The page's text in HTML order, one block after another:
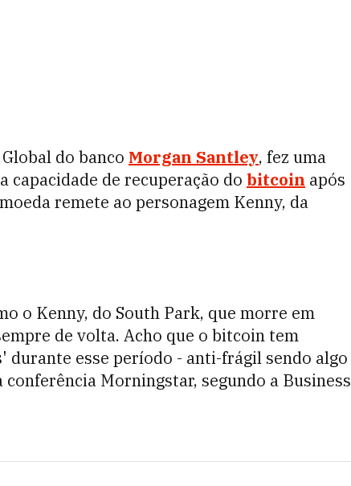
do banco Morgan Santley, fez uma
capacidade de recuperação do bitcoin após
remete ao personagem Kenny, da
o Kenny, do South Park, que morre em
de volta. Acho que o bitcoin tem
esse período - anti-frágil sendo algo
conferência Morningstar, segundo a Business